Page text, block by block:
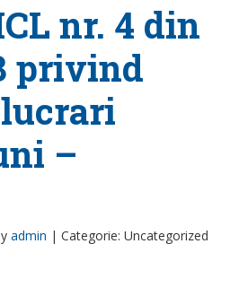
nr. 4 din
privind
–
admin | Categorie: Uncategorized